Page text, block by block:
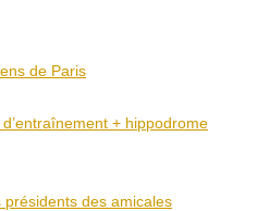
de Paris
+ hippodrome
des amicales